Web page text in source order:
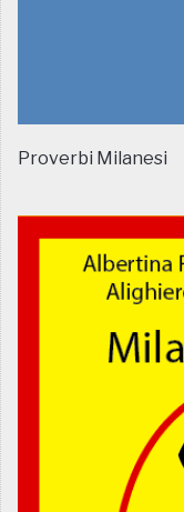
Proverbi Milanesi